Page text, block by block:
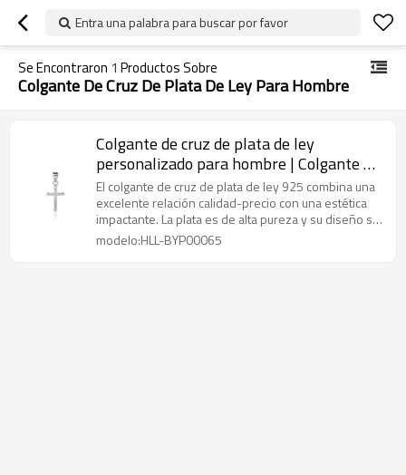
Entra una palabra para buscar por favor
Se Encontraron 1 Productos Sobre
Colgante De Cruz De Plata De Ley Para Hombre
Colgante de cruz de plata de ley
personalizado para hombre | Colgante de
plata personalizado de moda
El colgante de cruz de plata de ley 925 combina una
excelente relación calidad-precio con una estética
impactante. La plata es de alta pureza y su diseño se
puede personalizar.
modelo:HLL-BYP00065